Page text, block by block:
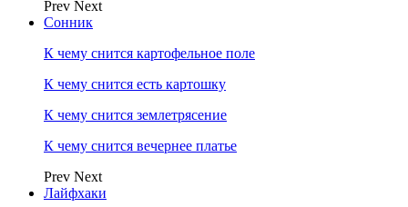
Prev Next
Сонник
К чему снится картофельное поле
К чему снится есть картошку
К чему снится землетрясение
К чему снится вечернее платье
Prev Next
Лайфхаки